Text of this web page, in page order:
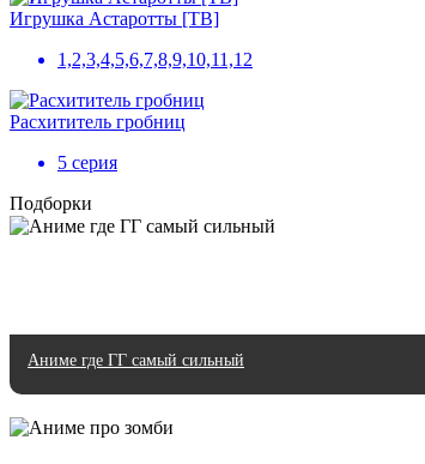
Игрушка Астаротты [ТВ]
1,2,3,4,5,6,7,8,9,10,11,12
Расхититель гробниц
5 серия
Подборки
Аниме где ГГ самый сильный